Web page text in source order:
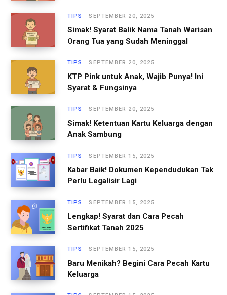
TIPS SEPTEMBER 20, 2025
Simak! Syarat Balik Nama Tanah Warisan
Orang Tua yang Sudah Meninggal
TIPS SEPTEMBER 20, 2025
KTP Pink untuk Anak, Wajib Punya! Ini
Syarat & Fungsinya
TIPS SEPTEMBER 20, 2025
Simak! Ketentuan Kartu Keluarga dengan
Anak Sambung
TIPS SEPTEMBER 15, 2025
Kabar Baik! Dokumen Kependudukan Tak
Perlu Legalisir Lagi
TIPS SEPTEMBER 15, 2025
Lengkap! Syarat dan Cara Pecah
Sertifikat Tanah 2025
TIPS SEPTEMBER 15, 2025
Baru Menikah? Begini Cara Pecah Kartu
Keluarga